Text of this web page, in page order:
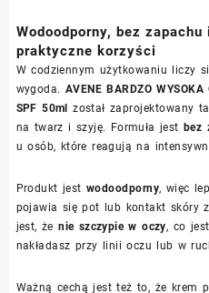
Wodoodporny, bez
praktyczne korzyści
W codziennym użytkowaniu liczy
wygoda. AVENE BARDZO
SPF 50ml
został zaprojektowany
na twarz i szyję. Formuła jest bez
u osób, które reagują na
Produkt jest wodoodporny, więc
pojawia się pot lub kontakt skóry
jest, żenie szczypie w oczy, co
nakładasz przy linii oczu lub w
Ważną cechą jest też to, że krem